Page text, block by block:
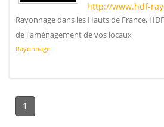
http://www.hdf-
Rayonnage dans les Hauts de France,
de l'aménagement de vos locaux
Rayonnage
1